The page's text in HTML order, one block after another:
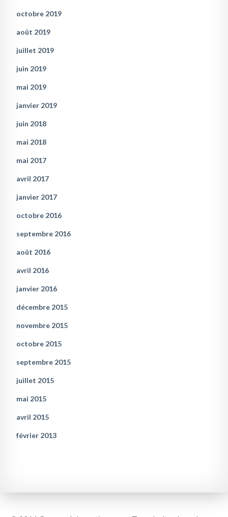
octobre 2019
août 2019
juillet 2019
juin 2019
mai 2019
janvier 2019
juin 2018
mai 2018
mai 2017
avril 2017
janvier 2017
octobre 2016
septembre 2016
août 2016
avril 2016
janvier 2016
décembre 2015
novembre 2015
octobre 2015
septembre 2015
juillet 2015
mai 2015
avril 2015
février 2013